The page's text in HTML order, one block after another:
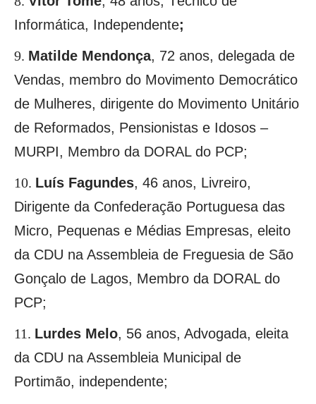
Informática, Independente;
Matilde Mendonça, 72 anos, delegada de
Vendas, membro do Movimento Democrático
de Mulheres, dirigente do Movimento Unitário
de Reformados, Pensionistas e Idosos –
MURPI, Membro da DORAL do PCP;
Luís Fagundes, 46 anos, Livreiro,
Dirigente da Confederação Portuguesa das
Micro, Pequenas e Médias Empresas, eleito
da CDU na Assembleia de Freguesia de São
Gonçalo de Lagos, Membro da DORAL do
PCP;
Lurdes Melo, 56 anos, Advogada, eleita
da CDU na Assembleia Municipal de
Portimão, independente;